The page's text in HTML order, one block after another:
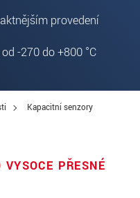
provedení
-270 do +800 °C
Kapacitní senzory
PŘESNÉ